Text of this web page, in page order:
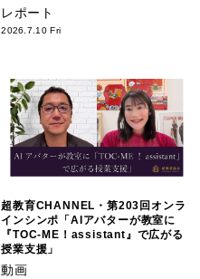
レポート
2026.7.10 Fri
超教育CHANNEL・第203回オンラ
インシンポ「AIアバターが教室に
『TOC-ME！assistant』で広がる
授業支援」
動画